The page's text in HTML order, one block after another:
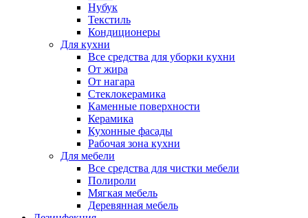
Нубук
Текстиль
Кондиционеры
Для кухни
Все средства для уборки кухни
От жира
От нагара
Стеклокерамика
Каменные поверхности
Керамика
Кухонные фасады
Рабочая зона кухни
Для мебели
Все средства для чистки мебели
Полироли
Мягкая мебель
Деревянная мебель